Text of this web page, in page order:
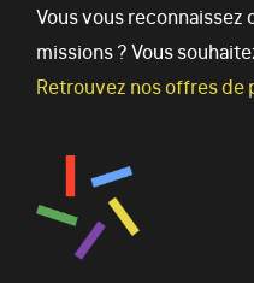
Vous vous reconnaissez
missions ? Vous
Retrouvez nos offres de